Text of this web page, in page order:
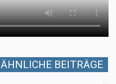
ÄHNLICHE BEITRÄGE